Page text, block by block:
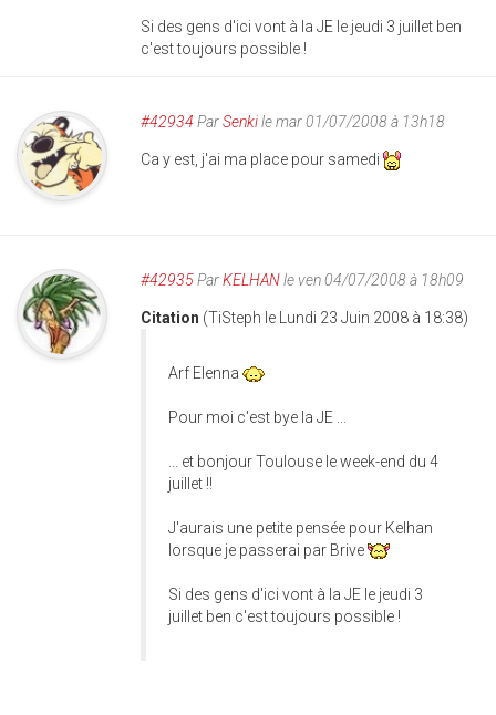
Si des gens d'ici vont à la JE le jeudi 3 juillet ben
c'est toujours possible !
#42934 ParSenkile mar 01/07/2008 à 13h18
Ca y est, j'ai ma place pour samedi
#42935ParKELHANle ven 04/07/2008 à 18h09
Citation (TiSteph le Lundi 23 Juin 2008 à 18:38)
Arf Elenna
Pour moi c'est bye la JE ...
... et bonjour Toulouse le week-end du 4
juillet !!
J'aurais une petite pensée pour Kelhan
lorsque je passerai par Brive
Si des gens d'ici vont à la JE le jeudi 3
juillet ben c'est toujours possible !